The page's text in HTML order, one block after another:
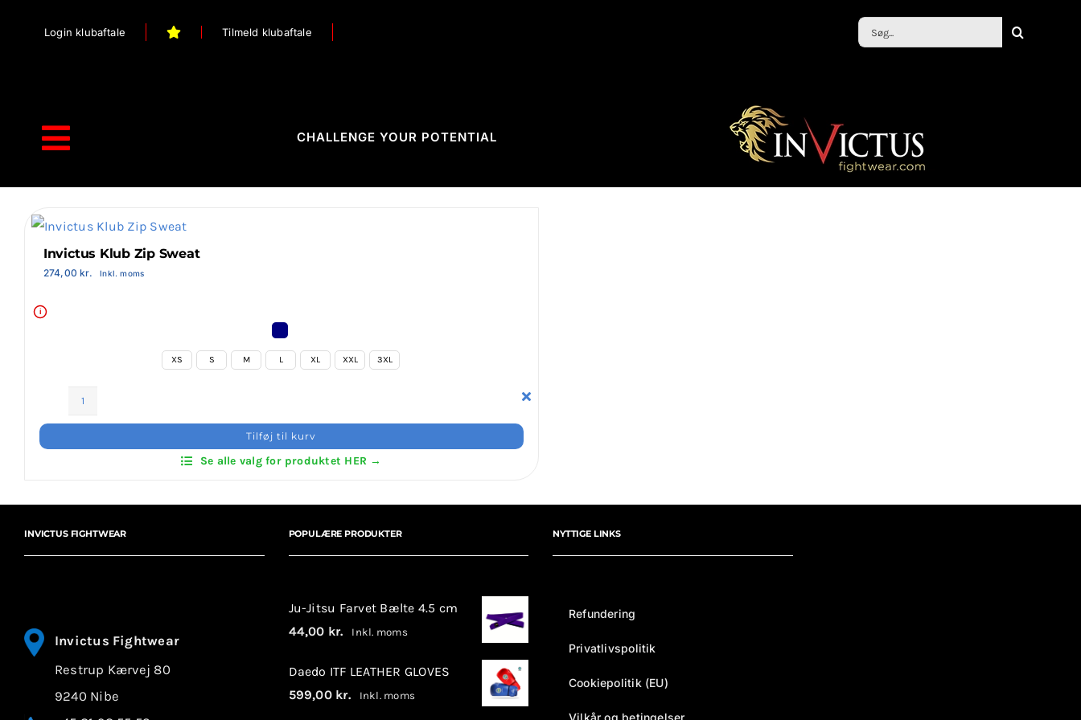
Login klubaftale Tilmeld klubaftale
Toggle
Navigation
Forside
Stilart / Kampsport
FAQ’s
Kontakt Invictus Fightwear
Information
Søg
efter:
CHALLENGE YOUR POTENTIAL
Invictus Klub Zip Sweat
274,00kr. Inkl. moms
i
XS S M L XL XXL 3XL
Zip
Tilføj til kurv
Se alle valg for produktet HER →
INVICTUS FIGHTWEAR
Invictus Fightwear
Restrup Kærvej 80
9240 Nibe
POPULÆRE PRODUKTER
Ju-Jitsu Farvet Bælte 4.5 cm
44,00 kr. Inkl. moms
Daedo ITF LEATHER GLOVES
599,00 kr. Inkl. moms
NYTTIGE LINKS
Refundering
Privatlivspolitik
Cookiepolitik (EU)